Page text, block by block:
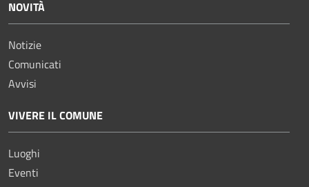
NOVITÀ
Notizie
Comunicati
Avvisi
VIVERE IL COMUNE
Luoghi
Eventi